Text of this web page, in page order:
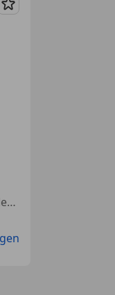
Merken
Einparkhilfe Sensoren vorne, Navigationssystem, Regensensor, Dachreling, Innenspiegel automatisch abblendend, Isofix, Lordosenstütze, ABS